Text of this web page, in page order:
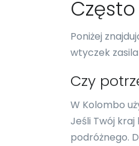
Poniżej
wtyczek
Czy
W Kolombo
Jeśli Twój
podróżnego.